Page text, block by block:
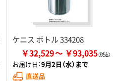
ケニス ボトル 334208
￥32,529 ￥93,035
お届け日：9月2日（水）まで
直送品